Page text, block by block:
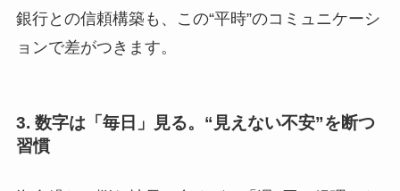
銀行との信頼構築も、この“平時”のコミュニケーシ
ョンで差がつきます。
3. 数字は「毎日」見る。“見えない不安”を断つ
習慣